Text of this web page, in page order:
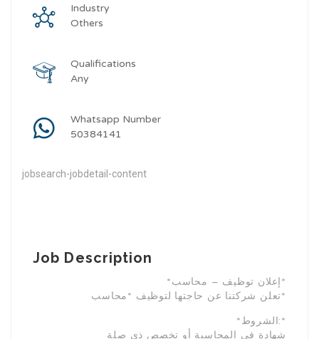
Industry
Others
Qualifications
Any
Whatsapp Number
50384141
jobsearch-jobdetail-content
Job Description
*إعلان توظيف – محاسب*
تعلن شركتنا عن حاجتها لتوظيف *محاسب*
*الشروط:*
شهادة في المحاسبة أو تخصص ذي صلة